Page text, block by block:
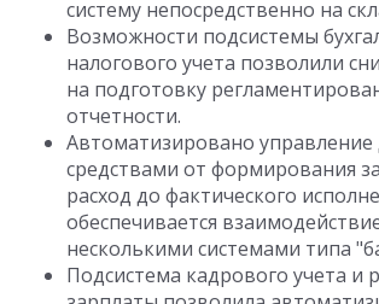
систему непосредственно на
Возможности подсистемы
налогового учета позволили
на подготовку
отчетности.
Автоматизировано
средствами от формирования
расход до фактического
обеспечивается
несколькими системами типа
Подсистема кадрового учета и